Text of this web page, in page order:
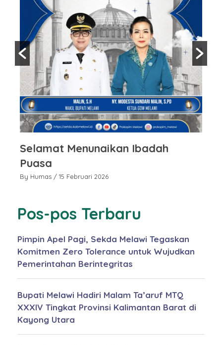
Selamat Menunaikan Ibadah
Puasa
By Humas / 15 Februari 2026
Pos-pos Terbaru
Pimpin Apel Pagi, Sekda Melawi Tegaskan
Komitmen Zero Tolerance untuk Wujudkan
Pemerintahan Berintegritas
Bupati Melawi Hadiri Malam Ta’aruf MTQ
XXXIV Tingkat Provinsi Kalimantan Barat di
Kayong Utara